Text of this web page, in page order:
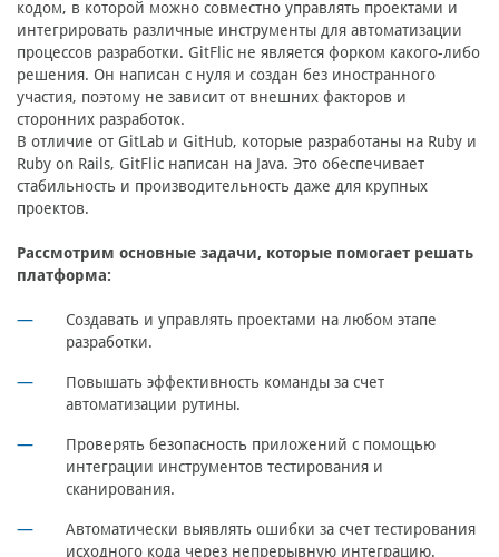
кодом, в которой можно совместно управлять проектами и
интегрировать различные инструменты для автоматизации
процессов разработки. GitFlic не является форком какого-либо
решения. Он написан с нуля и создан без иностранного
участия, поэтому не зависит от внешних факторов и
сторонних разработок.
В отличие от GitLab и GitHub, которые разработаны на Ruby и
Ruby on Rails, GitFlic написан на Java. Это обеспечивает
стабильность и производительность даже для крупных
проектов.
Рассмотрим основные задачи, которые помогает решать
платформа:
Создавать и управлять проектами на любом этапе
разработки.
Повышать эффективность команды за счет
автоматизации рутины.
Проверять безопасность приложений с помощью
интеграции инструментов тестирования и
сканирования.
Автоматически выявлять ошибки за счет тестирования
исходного кода через непрерывную интеграцию.